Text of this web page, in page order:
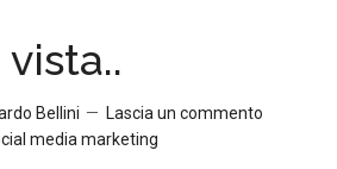
Bellini
Lascia un commento
media marketing